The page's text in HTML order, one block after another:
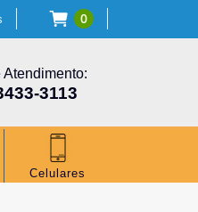
0
3113
Celulares